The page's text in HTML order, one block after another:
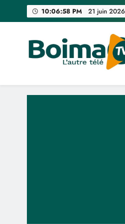
10:07:01 PM 21 juin 2026
Boima TV
L'Autre Télé